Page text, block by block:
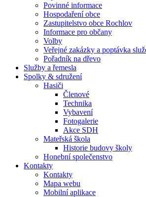
Povinné informace
Hospodaření obce
Zastupitelstvo obce Rochlov
Informace pro občany
Volby
Veřejné zakázky a poptávka
Pořadník na dřevo
Služby a řemesla
Spolky & sdružení
Hasiči
Členové
Technika
Vybavení
Fotogalerie
Akce SDH
Mateřská škola
Historie budovy školy
Honební společenstvo
Kontakty
Kontakty
Mapa webu
Mobilní aplikace